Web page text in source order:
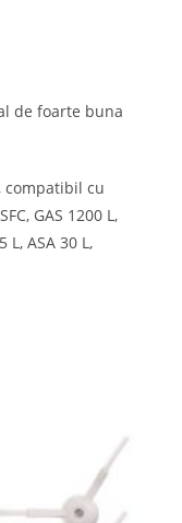
de foarte buna
compatibil cu
GAS 1200 L,
L, ASA 30 L,